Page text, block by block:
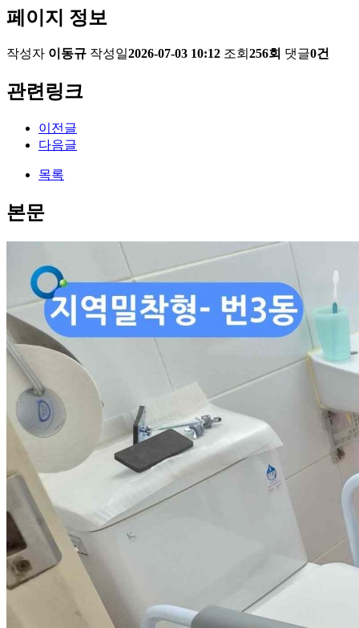
페이지 정보
작성자 이동규 작성일2026-07-03 10:12 조회 256회 댓글0건
관련링크
이전글
다음글
목록
본문